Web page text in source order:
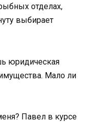
отделах,
выбирает
юридическая
Мало ли
Павел в курсе